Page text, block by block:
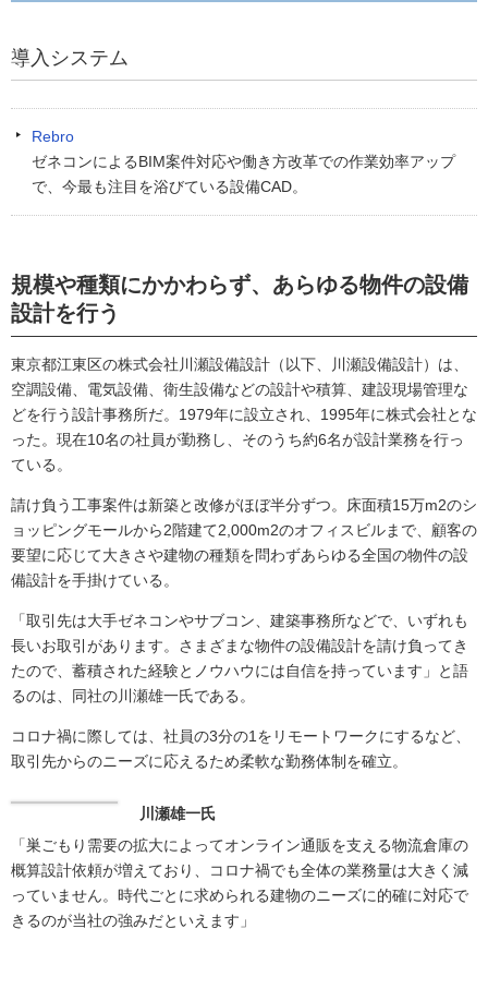
導入システム
Rebro
ゼネコンによるBIM案件対応や働き方改革での作業効率アップ
で、今最も注目を浴びている設備CAD。
規模や種類にかかわらず、あらゆる物件の設備
設計を行う
東京都江東区の株式会社川瀬設備設計（以下、川瀬設備設計）は、
空調設備、電気設備、衛生設備などの設計や積算、建設現場管理な
どを行う設計事務所だ。1979年に設立され、1995年に株式会社とな
った。現在10名の社員が勤務し、そのうち約6名が設計業務を行っ
ている。
請け負う工事案件は新築と改修がほぼ半分ずつ。床面積15万m2のシ
ョッピングモールから2階建て2,000m2のオフィスビルまで、顧客の
要望に応じて大きさや建物の種類を問わずあらゆる全国の物件の設
備設計を手掛けている。
「取引先は大手ゼネコンやサブコン、建築事務所などで、いずれも
長いお取引があります。さまざまな物件の設備設計を請け負ってき
たので、蓄積された経験とノウハウには自信を持っています」と語
るのは、同社の川瀬雄一氏である。
コロナ禍に際しては、社員の3分の1をリモートワークにするなど、
取引先からのニーズに応えるため柔軟な勤務体制を確立。
川瀬雄一氏
「巣ごもり需要の拡大によってオンライン通販を支える物流倉庫の
概算設計依頼が増えており、コロナ禍でも全体の業務量は大きく減
っていません。時代ごとに求められる建物のニーズに的確に対応で
きるのが当社の強みだといえます」